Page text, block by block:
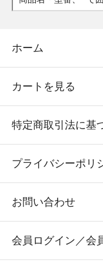
ホーム
カートを見る
特定商取引法に基
プライバシーポリ
お問い合わせ
会員ログイン／会